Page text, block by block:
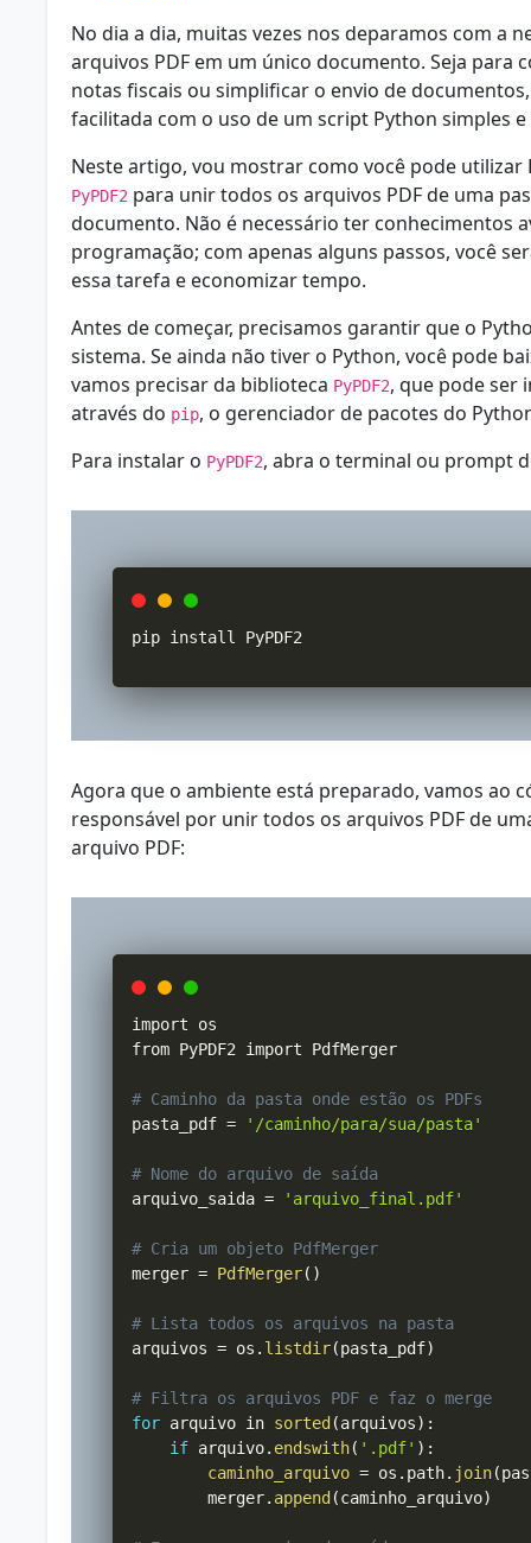
No dia a dia, muitas vezes nos deparamos com a
arquivos PDF em um único documento. Seja para
notas fiscais ou simplificar o envio de
facilitada com o uso de um script Python simples
Neste artigo, vou mostrar como você pode utilizar
PyPDF2 para unir todos os arquivos PDF de uma
documento. Não é necessário ter conhecimentos
programação; com apenas alguns passos, você
essa tarefa e economizar tempo.
Antes de começar, precisamos garantir que o
sistema. Se ainda não tiver o Python, você pode
vamos precisar da biblioteca PyPDF2, que pode ser
através do pip, o gerenciador de pacotes do
Para instalar o PyPDF2, abra o terminal ou prompt
pip install PyPDF2
Agora que o ambiente está preparado, vamos ao
responsável por unir todos os arquivos PDF de
arquivo PDF:
import os
from PyPDF2 import PdfMerger
# Caminho da pasta onde estão os PDFs
pasta_pdf = '/caminho/para/sua/pasta'
# Nome do arquivo de saída
arquivo_saida = 'arquivo_final.pdf'
# Cria um objeto PdfMerger
merger = PdfMerger( )
# Lista todos os arquivos na pasta
arquivos = os . listdir(pasta_pdf)
# Filtra os arquivos PDF e faz o merge
for arquivo in sorted (arquivos) :
if arquivo. endswith( '.pdf' ) :
caminho_arquivo = os . path. join(
        merger
. append (caminho_arquivo)